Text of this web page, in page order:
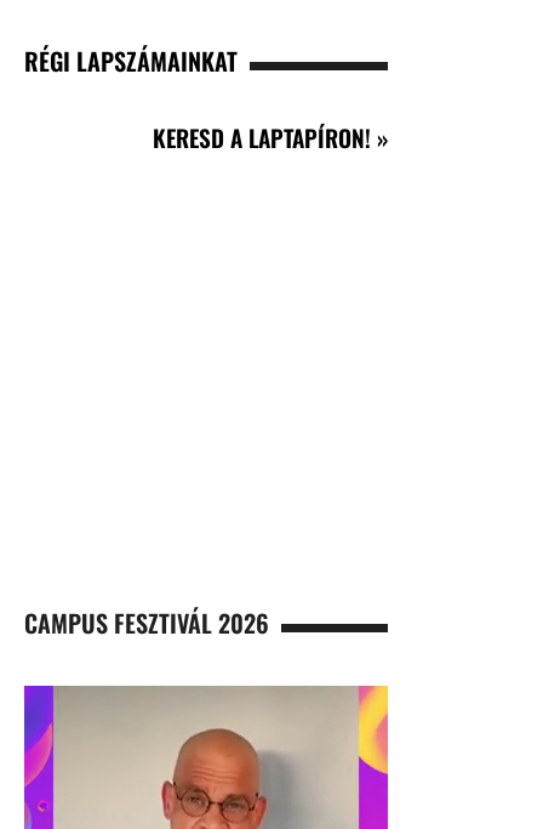
RÉGI LAPSZÁMAINKAT
KERESD A LAPTAPÍRON! »
CAMPUS FESZTIVÁL 2026